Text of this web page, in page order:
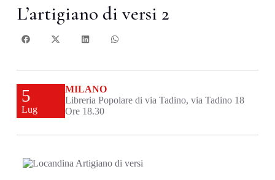
L’artigiano di versi 2
5
Lug
MILANO
Libreria Popolare di via Tadino, via Tadino 18
Ore 18.30